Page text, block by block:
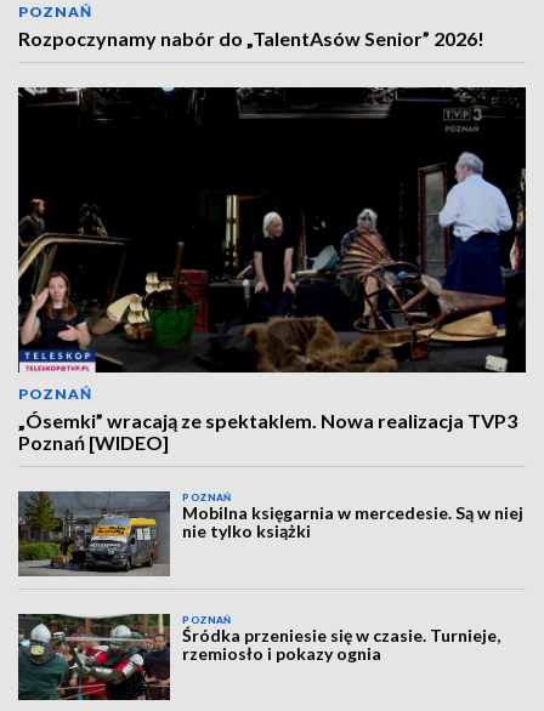
POZNAŃ
Rozpoczynamy nabór do „TalentAsów Senior” 2026!
POZNAŃ
„Ósemki” wracają ze spektaklem. Nowa realizacja TVP3
Poznań [WIDEO]
POZNAŃ
Mobilna księgarnia w mercedesie. Są w niej
nie tylko książki
POZNAŃ
Śródka przeniesie się w czasie. Turnieje,
rzemiosło i pokazy ognia